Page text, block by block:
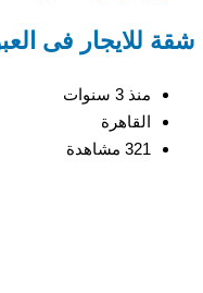
شقة للايجار فى العبور
منذ 3 سنوات
القاهرة
321 مشاهدة